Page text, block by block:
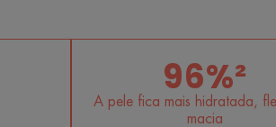
96%²
A pele fica mais hidratada,
macia